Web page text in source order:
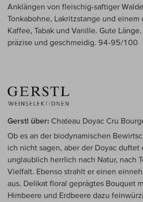
Anklängen von fleischig-saftiger
Tonkabohne, Lakritzstange und
Kaffee, Tabak und Vanille. Gute
präzise und geschmeidig. 94-95/100
Gerstl über: Chateau Doyac Cru
Ob es an der biodynamischen
ich nicht sagen, aber der Doyac duftet
unglaublich herrlich nach Natur, nach
Vielfalt. Ebenso strahlt er einen
aus. Delikat floral geprägtes Bouquet
Himbeere und Erdbeere dazu